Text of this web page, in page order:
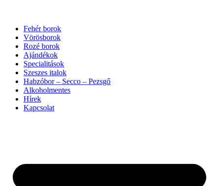
Fehér borok
Vörösborok
Rozé borok
Ajándékok
Specialitások
Szeszes italok
Habzóbor – Secco – Pezsgő
Alkoholmentes
Hírek
Kapcsolat